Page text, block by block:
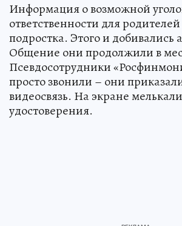
Информация о возможной
ответственности для
подростка. Этого и добивались
Общение они продолжили в
Псевдосотрудники
просто звонили – они
видеосвязь. На экране
удостоверения.